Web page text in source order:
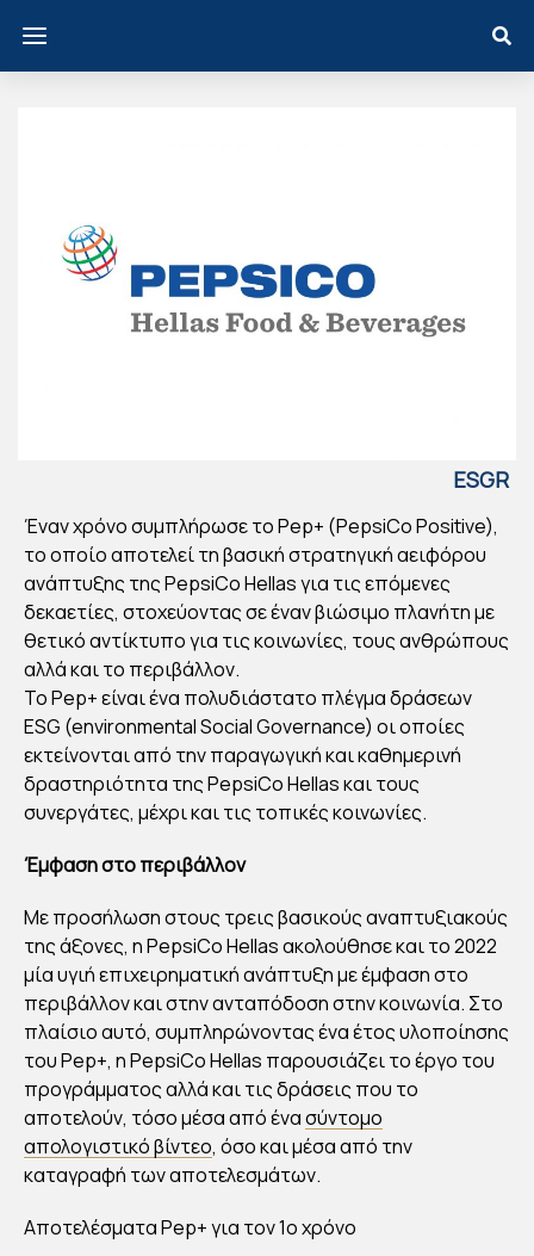
ESGR
PE
CO:
ΕΝ
ΧΡ
ΟΝ
ΡΩ
ΣΕ
ΤΟ
PE
P+
–
Έναν χρόνο συμπλήρωσε το Pep+ (PepsiCo Positive),
το οποίο αποτελεί τη βασική στρατηγική αειφόρου
ανάπτυξης της PepsiCo Hellas για τις επόμενες
δεκαετίες, στοχεύοντας σε έναν βιώσιμο πλανήτη με
θετικό αντίκτυπο για τις κοινωνίες, τους ανθρώπους
αλλά και το περιβάλλον.
Το Pep+ είναι ένα πολυδιάστατο πλέγμα δράσεων
ESG (environmental Social Governance) οι οποίες
εκτείνονται από την παραγωγική και καθημερινή
δραστηριότητα της PepsiCo Hellas και τους
συνεργάτες, μέχρι και τις τοπικές κοινωνίες.
Έμφαση στο περιβάλλον
Με προσήλωση στους τρεις βασικούς αναπτυξιακούς
της άξονες, η PepsiCo Hellas ακολούθησε και το 2022
μία υγιή επιχειρηματική ανάπτυξη με έμφαση στο
περιβάλλον και στην ανταπόδοση στην κοινωνία. Στο
πλαίσιο αυτό, συμπληρώνοντας ένα έτος υλοποίησης
του Pep+, η PepsiCo Hellas παρουσιάζει το έργο του
προγράμματος αλλά και τις δράσεις που το
αποτελούν, τόσο μέσα από ένασύντομο
απολογιστικό βίντεο, όσο και μέσα από την
καταγραφή των αποτελεσμάτων.
Αποτελέσματα Pep+ για τον 1ο χρόνο